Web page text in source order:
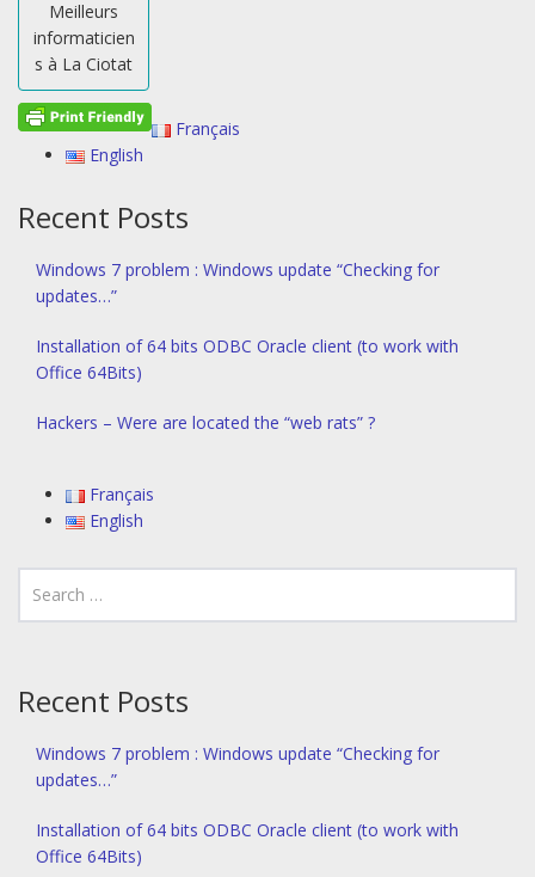
Meilleurs
informaticien
s à La Ciotat
Français
English
Recent Posts
Windows 7 problem : Windows update “Checking for
updates…”
Installation of 64 bits ODBC Oracle client (to work with
Office 64Bits)
Hackers – Were are located the “web rats” ?
Français
English
Recent Posts
Windows 7 problem : Windows update “Checking for
updates…”
Installation of 64 bits ODBC Oracle client (to work with
Office 64Bits)